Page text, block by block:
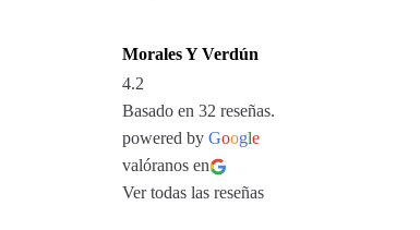
Morales Y Verdún
4.2
Basado en 32 reseñas.
powered by Google
valóranos en
Ver todas las reseñas